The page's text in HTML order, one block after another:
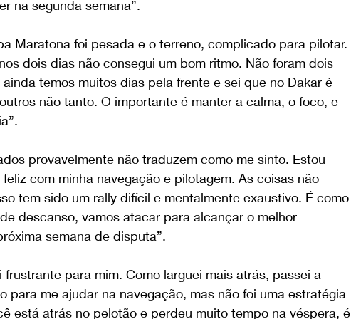
na segunda semana”.
Maratona foi pesada e o terreno, complicado para pilotar.
dois dias não consegui um bom ritmo. Não foram dois
temos muitos dias pela frente e sei que no Dakar é
não tanto. O importante é manter a calma, o foco, e
provavelmente não traduzem como me sinto. Estou
com minha navegação e pilotagem. As coisas não
tem sido um rally difícil e mentalmente exaustivo. É como
descanso, vamos atacar para alcançar o melhor
semana de disputa”.
para mim. Como larguei mais atrás, passei a
para me ajudar na navegação, mas não foi uma estratégia
está atrás no pelotão e perdeu muito tempo na véspera, é